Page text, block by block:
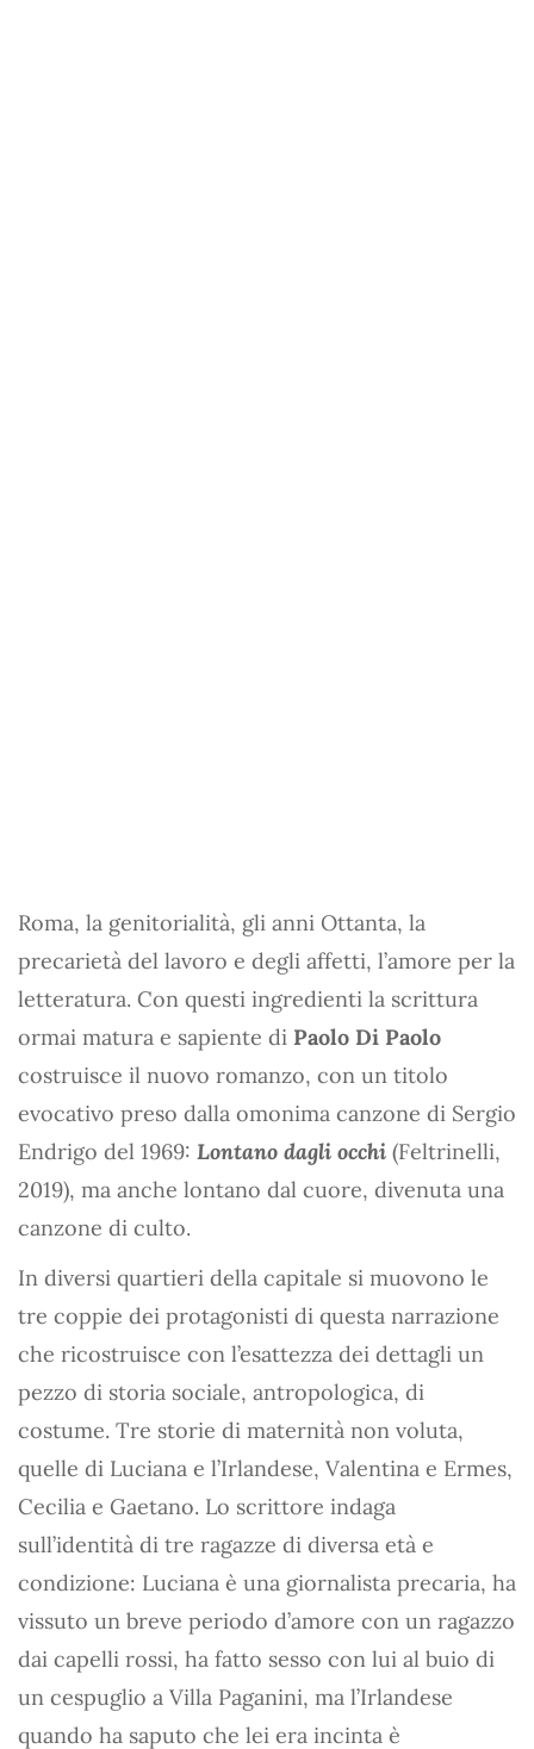
Roma, la genitorialità, gli anni Ottanta, la
precarietà del lavoro e degli affetti, l’amore per la
letteratura. Con questi ingredienti la scrittura
ormai matura e sapiente di Paolo Di Paolo
costruisce il nuovo romanzo, con un titolo
evocativo preso dalla omonima canzone di Sergio
Endrigo del 1969: Lontano dagli occhi (Feltrinelli,
2019), ma anche lontano dal cuore, divenuta una
canzone di culto.
In diversi quartieri della capitale si muovono le
tre coppie dei protagonisti di questa narrazione
che ricostruisce con l’esattezza dei dettagli un
pezzo di storia sociale, antropologica, di
costume. Tre storie di maternità non voluta,
quelle di Luciana e l’Irlandese, Valentina e Ermes,
Cecilia e Gaetano. Lo scrittore indaga
sull’identità di tre ragazze di diversa età e
condizione: Luciana è una giornalista precaria, ha
vissuto un breve periodo d’amore con un ragazzo
dai capelli rossi, ha fatto sesso con lui al buio di
un cespuglio a Villa Paganini, ma l’Irlandese
quando ha saputo che lei era incinta è